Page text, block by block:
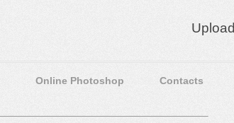
Upload
Online Photoshop Contacts